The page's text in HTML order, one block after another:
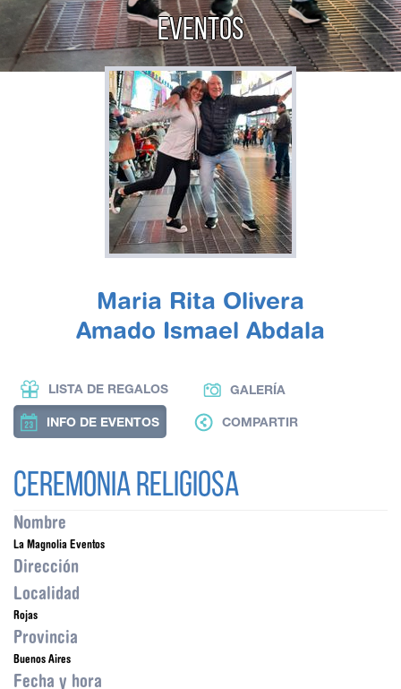
EVENTOS
Maria Rita Olivera
Amado Ismael Abdala
LISTA DE REGALOS GALERÍA
INFO DE EVENTOS COMPARTIR
Ceremonia Religiosa
Nombre
La Magnolia Eventos
Dirección
Localidad
Rojas
Provincia
Buenos Aires
Fecha y hora